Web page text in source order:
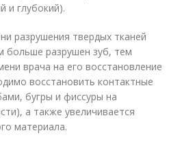
и глубокий).
разрушения твердых тканей
больше разрушен зуб, тем
врача на его восстановление
восстановить контактные
бугры и фиссуры на
а также увеличивается
материала.